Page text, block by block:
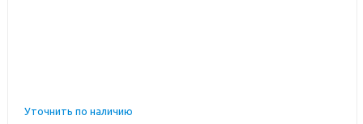
Уточнить по наличию